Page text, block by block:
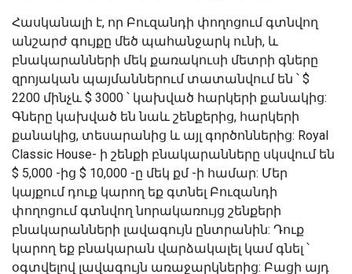
Հասկանալի է, որ Բուզանդի փողոցում գտնվող
անշարժ գույքը մեծ պահանջարկ ունի, և
բնակարանների մեկ քառակուսի մետրի գները
զրոյական պայմաններում տատանվում են ՝ $
2200 մինչև $ 3000 ՝ կախված հարկերի քանակից:
Գները կախված են նաև շենքերից, հարկերի
քանակից, տեսարանից և այլ գործոններից: Royal
Classic House- ի շենքի բնակարանները սկսվում են
$ 5,000 -ից $ 10,000 -ը մեկ քմ -ի համար: Մեր
կայքում դուք կարող եք գտնել Բուզանդի
փողոցում գտնվող նորակառույց շենքերի
բնակարանների լավագույն ընտրանին: Դուք
կարող եք բնակարան վարձակալել կամ գնել ՝
օգտվելով լավագույն առաջարկներից: Բացի այդ